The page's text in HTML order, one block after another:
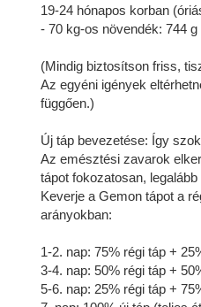
19-24 hónapos korban
- 70 kg-os növendék: 744 g
(Mindig biztosítson friss,
Az egyéni igények
függően.)
Új táp bevezetése: Így
Az emésztési zavarok
tápot fokozatosan,
Keverje a Gemon tápot a
arányokban:
1-2. nap: 75% régi táp +
3-4. nap: 50% régi táp +
5-6. nap: 25% régi táp +